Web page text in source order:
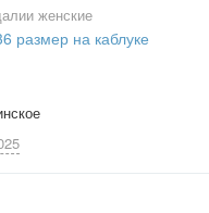
женские
размер на каблуке